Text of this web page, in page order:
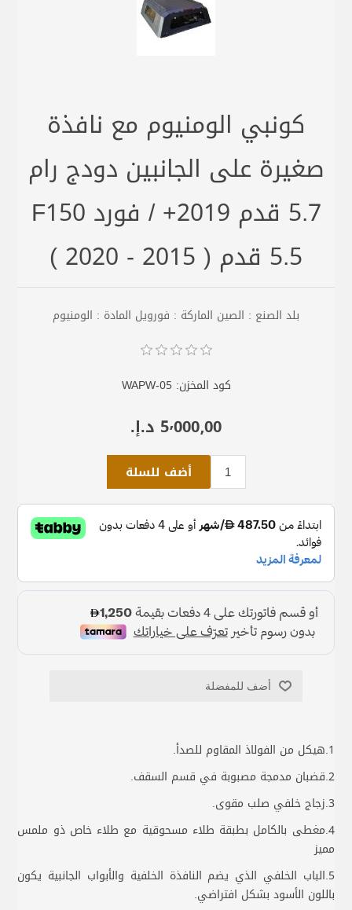
كونبي الومنيوم مع نافذة
صغيرة على الجانبين دودج رام
5.7 قدم 2019+ / فورد F150
5.5 قدم ( 2015 - 2020 )
بلد الصنع : الصين الماركة : فورويل المادة : الومنيوم
كود المخزن: WAPW-05
5٬000٫00 د.إ.‏
أضف للسلة
أضف للمفضلة
1.هيكل من الفولاذ المقاوم للصدأ.
2.قضبان مدمجة مصبوبة في قسم السقف.
3.زجاج خلفي صلب مقوى.
4.مغطى بالكامل بطبقة طلاء مسحوقية مع طلاء خاص ذو ملمس
مميز
5.الباب الخلفي الذي يضم النافذة الخلفية والأبواب الجانبية يكون
باللون الأسود بشكل افتراضي.